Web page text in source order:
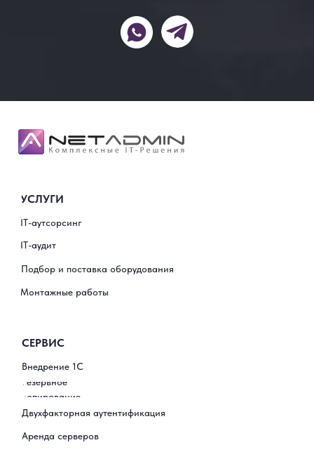
УСЛУГИ
IT-аутсорсинг
IT-аудит
Подбор и поставка оборудования
Монтажные работы
СЕРВИС
Внедрение 1С
Резервное
копирование
Аренда серверов
Двухфакторная аутентификация